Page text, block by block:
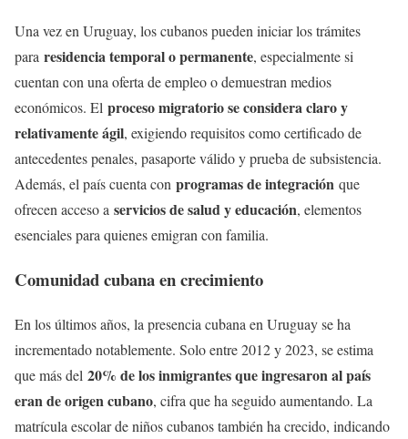
Una vez en Uruguay, los cubanos pueden iniciar los trámites
para residencia temporal o permanente, especialmente si
cuentan con una oferta de empleo o demuestran medios
económicos. El proceso migratorio se considera claro y
relativamente ágil, exigiendo requisitos como certificado de
antecedentes penales, pasaporte válido y prueba de subsistencia.
Además, el país cuenta con programas de integración que
ofrecen acceso a servicios de salud y educación, elementos
esenciales para quienes emigran con familia.
Comunidad cubana en crecimiento
En los últimos años, la presencia cubana en Uruguay se ha
incrementado notablemente. Solo entre 2012 y 2023, se estima
que más del 20% de los inmigrantes que ingresaron al país
eran de origen cubano, cifra que ha seguido aumentando. La
matrícula escolar de niños cubanos también ha crecido, indicando